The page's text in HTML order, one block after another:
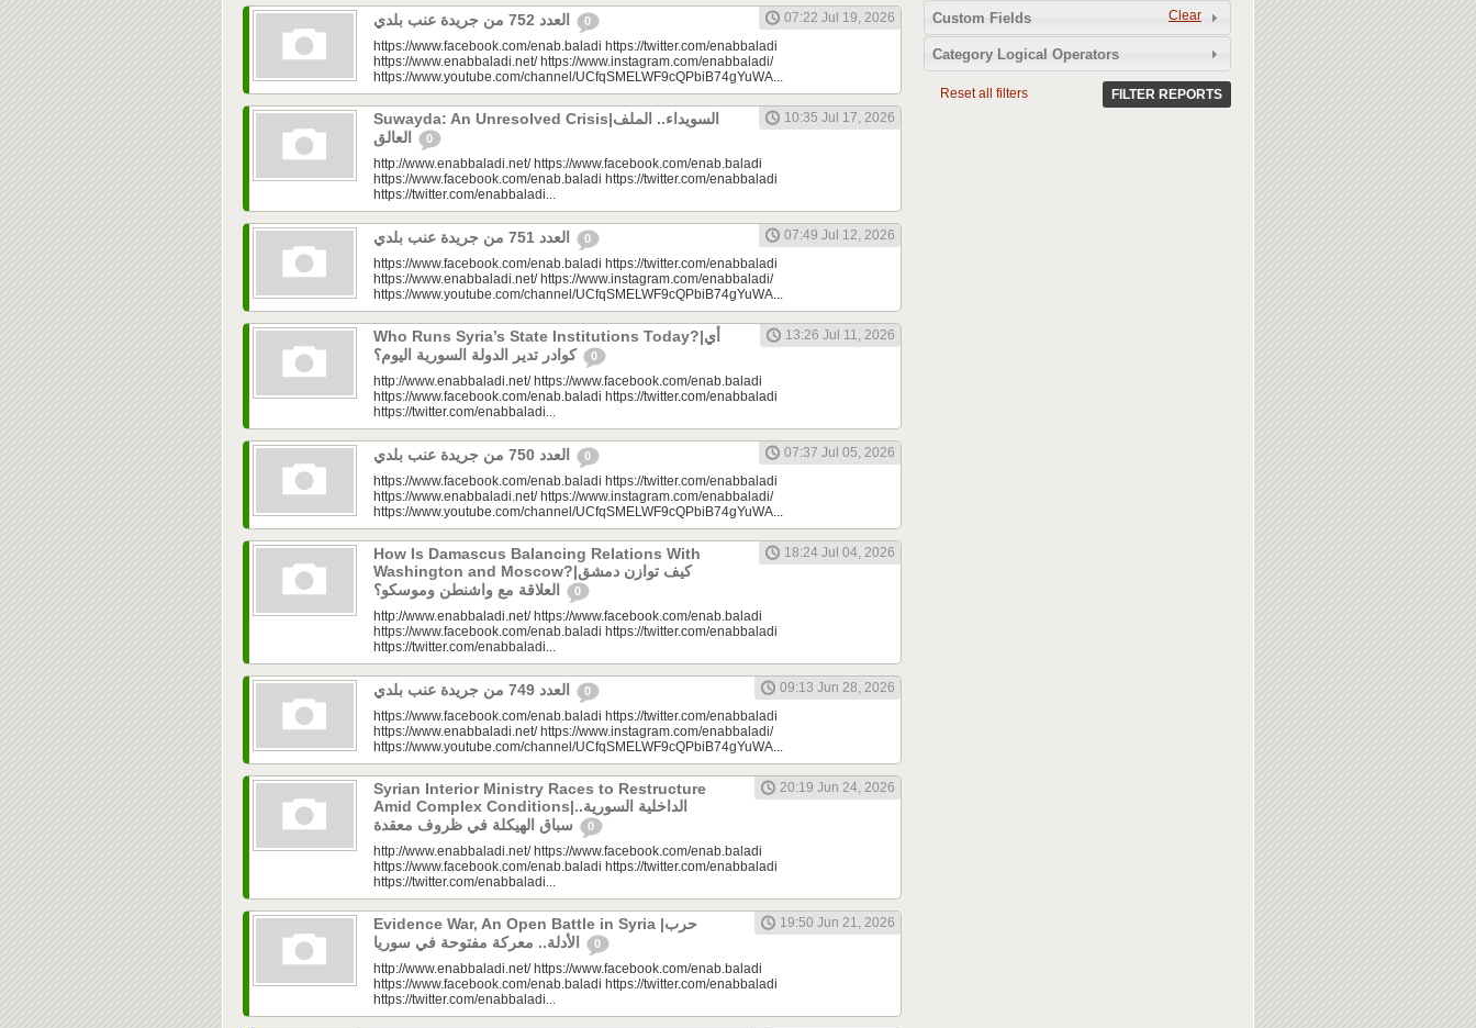
0
07:22 Jul 19, 2026
https://www.facebook.com/enab.baladi https://twitter.com/enabbaladi
https://www.enabbaladi.net/ https://www.instagram.com/enabbaladi/
https://www.youtube.com/channel/UCfqSMELWF9cQPbiB74gYuWA...
Suwayda: An Unresolved Crisis|السويداء.. الملف
0
10:35 Jul 17, 2026
http://www.enabbaladi.net/ https://www.facebook.com/enab.baladi
https://www.facebook.com/enab.baladi https://twitter.com/enabbaladi
https://twitter.com/enabbaladi...
0
07:49 Jul 12, 2026
https://www.facebook.com/enab.baladi https://twitter.com/enabbaladi
https://www.enabbaladi.net/ https://www.instagram.com/enabbaladi/
https://www.youtube.com/channel/UCfqSMELWF9cQPbiB74gYuWA...
Who Runs Syria’s State Institutions Today?|أي
كوادر تدير الدولة السورية اليوم؟
0
13:26 Jul 11, 2026
http://www.enabbaladi.net/ https://www.facebook.com/enab.baladi
https://www.facebook.com/enab.baladi https://twitter.com/enabbaladi
https://twitter.com/enabbaladi...
0
07:37 Jul 05, 2026
https://www.facebook.com/enab.baladi https://twitter.com/enabbaladi
https://www.enabbaladi.net/ https://www.instagram.com/enabbaladi/
https://www.youtube.com/channel/UCfqSMELWF9cQPbiB74gYuWA...
How Is Damascus Balancing Relations With
Washington and Moscow?|كيف توازن دمشق
0
18:24 Jul 04, 2026
http://www.enabbaladi.net/ https://www.facebook.com/enab.baladi
https://www.facebook.com/enab.baladi https://twitter.com/enabbaladi
https://twitter.com/enabbaladi...
0
09:13 Jun 28, 2026
https://www.facebook.com/enab.baladi https://twitter.com/enabbaladi
https://www.enabbaladi.net/ https://www.instagram.com/enabbaladi/
https://www.youtube.com/channel/UCfqSMELWF9cQPbiB74gYuWA...
Syrian Interior Ministry Races to Restructure
Amid Complex Conditions|الداخلية السورية..
0
20:19 Jun 24, 2026
http://www.enabbaladi.net/ https://www.facebook.com/enab.baladi
https://www.facebook.com/enab.baladi https://twitter.com/enabbaladi
https://twitter.com/enabbaladi...
Evidence War, An Open Battle in Syria |حرب
0
19:50 Jun 21, 2026
http://www.enabbaladi.net/ https://www.facebook.com/enab.baladi
https://www.facebook.com/enab.baladi https://twitter.com/enabbaladi
https://twitter.com/enabbaladi...
13
Clear
Custom Fields
Category Logical Operators
Reset all filters FILTER REPORTS